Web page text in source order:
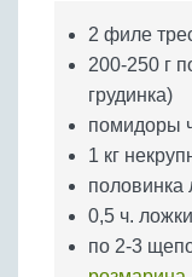
2 филе
200-250 г
грудинка)
помидоры
1 кг
половинка
0,5 ч. ложки
по 2-3